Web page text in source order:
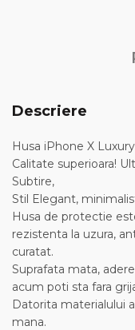
Descriere
Husa iPhone X
Calitate superioara!
Subtire,
Stil Elegant,
Husa de protectie
rezistenta la uzura,
curatat.
Suprafata mata,
acum poti sta fara
Datorita materialului
mana.